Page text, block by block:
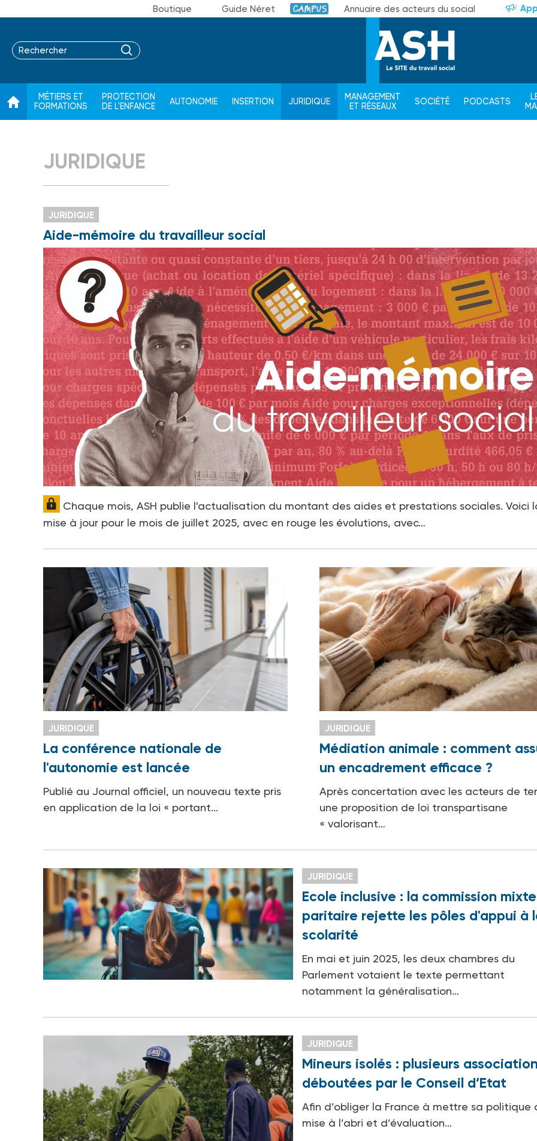
Boutique Guide Néret Campus Annuaire des acteurs du social
MÉTIERS ET
FORMATIONS
PROTECTION
DE L'ENFANCE
AUTONOMIE INSERTION JURIDIQUE
MANAGEMENT
ET RÉSEAUX
SOCIÉTÉ PODCASTS
JURIDIQUE
JURIDIQUE
Aide-mémoire du travailleur social
Chaque mois, ASH publie l'actualisation du montant des aides et prestations sociales. Voici
mise à jour pour le mois de juillet 2025, avec en rouge les évolutions, avec…
JURIDIQUE
La conférence nationale de
l'autonomie est lancée
Publié au Journal officiel, un nouveau texte pris
en application de la loi « portant…
JURIDIQUE
Médiation animale : comment
un encadrement efficace ?
Après concertation avec les acteurs de
une proposition de loi transpartisane
« valorisant…
JURIDIQUE
Ecole inclusive : la commission mixte
paritaire rejette les pôles d'appui à
scolarité
En mai et juin 2025, les deux chambres du
Parlement votaient le texte permettant
notamment la généralisation…
JURIDIQUE
Mineurs isolés : plusieurs
déboutées par le Conseil d’Etat
Afin d’obliger la France à mettre sa politique
mise à l’abri et d’évaluation…